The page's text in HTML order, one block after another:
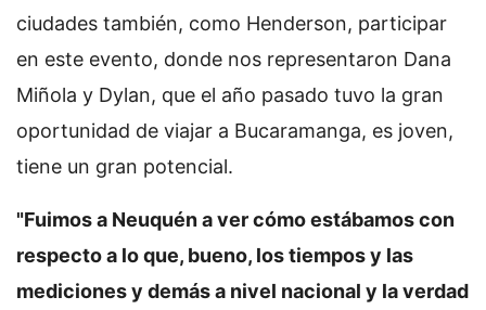
ciudades también, como Henderson, participar
en este evento, donde nos representaron Dana
Miñola y Dylan, que el año pasado tuvo la gran
oportunidad de viajar a Bucaramanga, es joven,
tiene un gran potencial.
"Fuimos a Neuquén a ver cómo estábamos con
respecto a lo que, bueno, los tiempos y las
mediciones y demás a nivel nacional y la verdad